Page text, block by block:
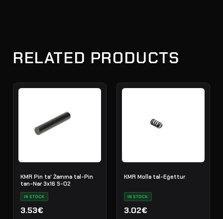
RELATED PRODUCTS
KMR Pin ta' Żamma tal-Pin
tan-Nar 3x16 S-02
IN STOCK
3.53€
KMR Molla tal-Eġettur
IN STOCK
3.02€